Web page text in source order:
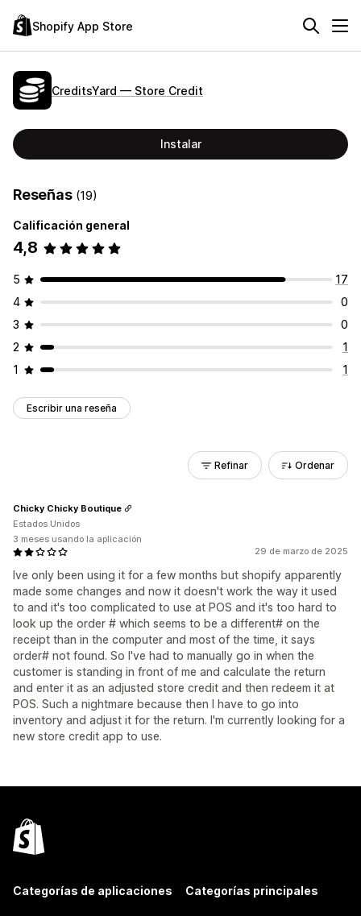
Shopify App Store
CreditsYard — Store Credit
Instalar
Reseñas (19)
Calificación general
4,8
5
17
4
0
3
0
2
1
1
1
Escribir una reseña
Refinar Ordenar
29 de marzo de 2025
Ive only been using it for a few months but shopify apparently
made some changes and now it doesn't work the way it used
to and it's too complicated to use at POS and it's too hard to
look up the order # which seems to be a different# on the
receipt than in the computer and most of the time, it says
order# not found. So I've had to manually go in when the
customer is standing in front of me and calculate the return
and enter it as an adjusted store credit and then redeem it at
POS. Such a nightmare because then I have to go into
inventory and adjust it for the return. I'm currently looking for a
new store credit app to use.
Chicky Chicky Boutique
Estados Unidos
3 meses usando la aplicación
Categorías de aplicaciones Categorías principales